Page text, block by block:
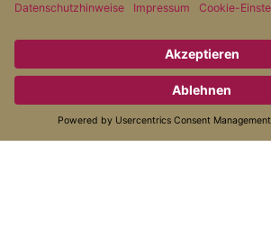
© 2026 Alternativ Gesund
* Alle Preise inkl. gesetzl. Mehrwertsteuer zzgl.
nicht anders angegeben.